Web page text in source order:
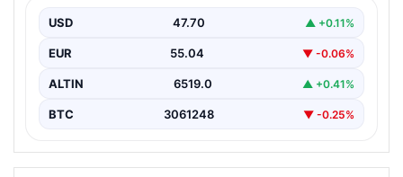
sahne olurken, Süper Lig’in iki büyük devi,…
USD 47.70 ▲ +0.11%
EUR 55.04 ▼ -0.06%
ALTIN 6519.0 ▲ +0.41%
BTC 3061248 ▼ -0.25%